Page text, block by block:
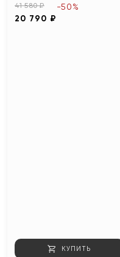
41 580 ₽
20 790 ₽
-50%
КУПИТЬ